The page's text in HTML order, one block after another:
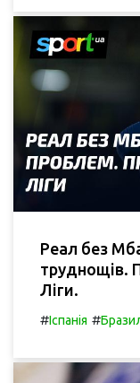
Реал без
труднощів.
Ліги.
#Іспанія #